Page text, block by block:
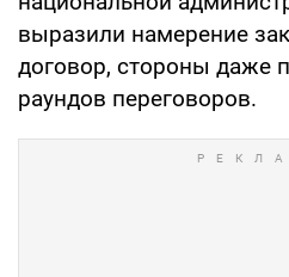
выразили намерение
договор, стороны даже
раундов переговоров.